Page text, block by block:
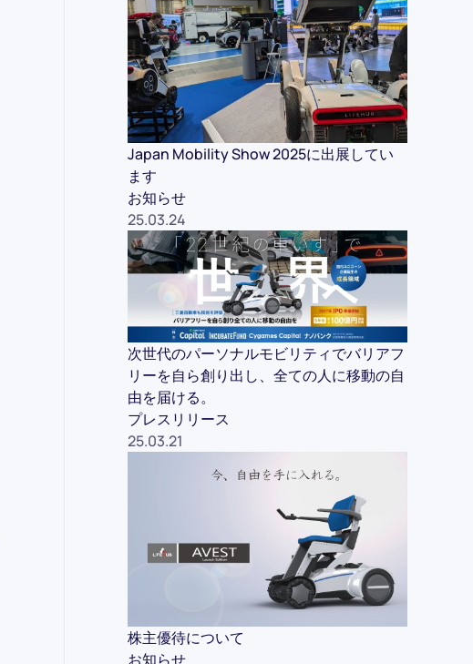
Japan Mobility Show 2025に出展してい
ます
お知らせ
25.03.24
次世代のパーソナルモビリティでバリアフ
リーを自ら創り出し、全ての人に移動の自
由を届ける。
プレスリリース
25.03.21
株主優待について
お知らせ